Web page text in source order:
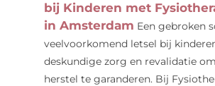
bij Kinderen met
in Amsterdam Een gebroken
veelvoorkomend letsel bij
deskundige zorg en revalidatie
herstel te garanderen. Bij